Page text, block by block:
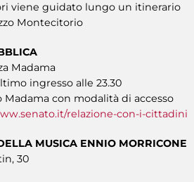
viene guidato lungo un itinerario
Montecitorio
Madama
ingresso alle 23.30
Madama con modalità di accesso
relazione-con-i-cittadini
MUSICA ENNIO MORRICONE
30